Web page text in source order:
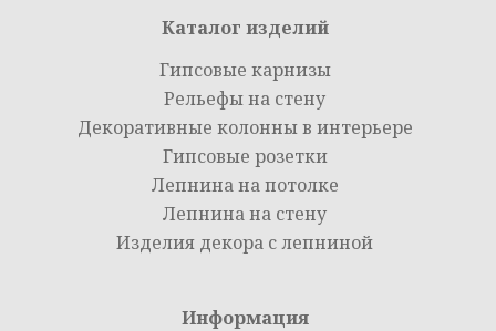
Каталог изделий
Гипсовые карнизы
Рельефы на стену
Декоративные колонны в интерьере
Гипсовые розетки
Лепнина на потолке
Лепнина на стену
Изделия декора с лепниной
Информация